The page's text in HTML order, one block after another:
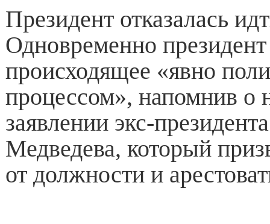
Президент отказалась
Одновременно президент
происходящее «явно
процессом», напомнив о
заявлении экс-
Медведева, который
от должности и